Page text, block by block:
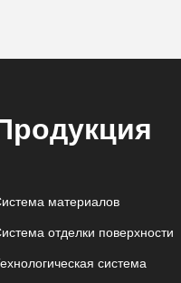
материалов
отделки поверхности
система